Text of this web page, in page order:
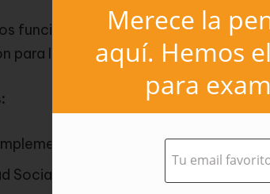
funcionarios cuando están
para la que han sido nombrados.
Social.
Merece la
aquí. Hemos
para